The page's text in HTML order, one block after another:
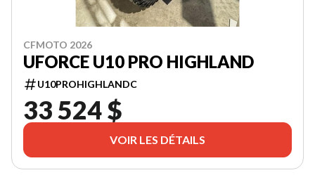
CFMOTO 2026
UFORCE U10 PRO HIGHLAND
U10PROHIGHLANDC
33 524 $
VOIR LES DÉTAILS